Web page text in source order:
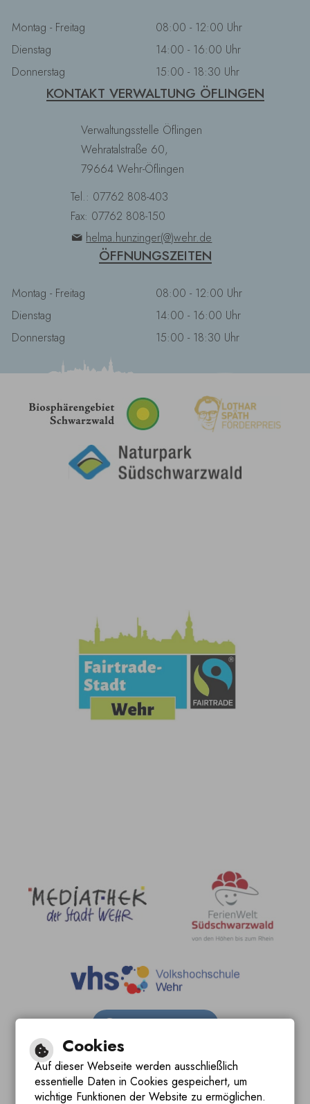
Montag - Freitag
Dienstag
Donnerstag
08:00 - 12:00 Uhr
14:00 - 16:00 Uhr
15:00 - 18:30 Uhr
KONTAKT VERWALTUNG ÖFLINGEN
Verwaltungsstelle Öflingen
Wehratalstraße 60,
79664 Wehr-Öflingen
Tel.: 07762 808-403
Fax: 07762 808-150
helma.hunzinger(@)wehr.de
ÖFFNUNGSZEITEN
Montag - Freitag
Dienstag
Donnerstag
08:00 - 12:00 Uhr
14:00 - 16:00 Uhr
15:00 - 18:30 Uhr
Barrierefreie Ansicht
Gebärdensprache
Cookies
Auf dieser Webseite werden ausschließlich
essentielle Daten in Cookies gespeichert, um
wichtige Funktionen der Website zu ermöglichen.